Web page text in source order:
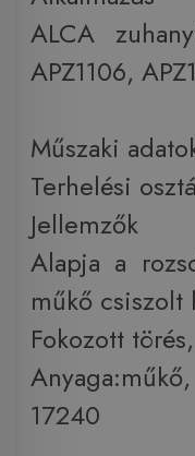
ALCA
APZ1106,
Műszaki
Terhelési
Jellemzők
Alapja a
műkő csiszolt
Fokozott
17240